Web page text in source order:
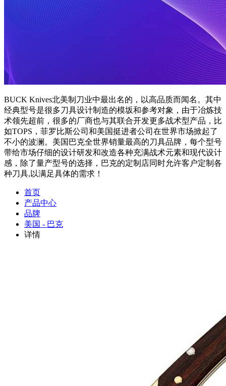
BUCK Knives北美制刀业中最出名的，以高品质而闻名。其中
经典型号是很多刀具设计制造的模坂和参考对象，由于冶炼技
术领先超前，很多的厂商也与其联合开发更多战术型产品，比
如TOPS，菲罗比斯公司和美国挺进者公司在世界市场掀起了
不小的波澜。美国巴克全世界销量最高的刀具品牌，每个型号
带给市场仔细的设计研发和改造各种充满战术元素和现代设计
感，除了量产型号的选择，巴克的定制店同时允许客户定制各
种刀具,以满足具体的需求！
首页
产品中心
品牌
美国 - 巴克
详情